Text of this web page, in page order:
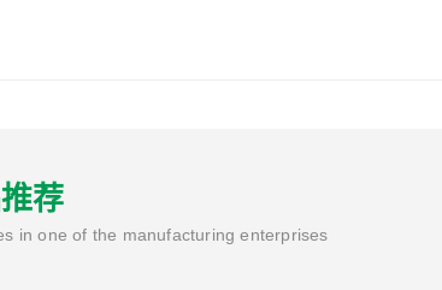
荐
in one of the manufacturing enterprises